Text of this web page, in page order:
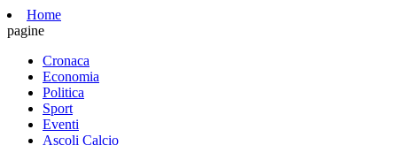
Home
pagine
Cronaca
Economia
Politica
Sport
Eventi
Ascoli Calcio